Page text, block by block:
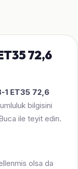
72,6
1 ET35 72,6
bilgisini
ile teyit edin.
olsa da